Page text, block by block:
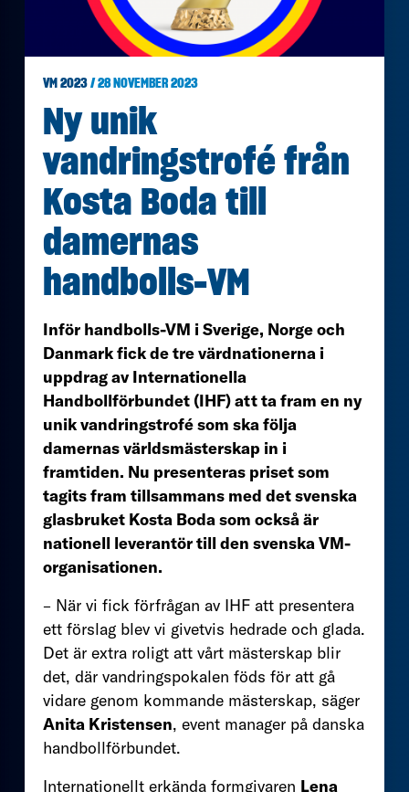
VM 2023 / 28 NOVEMBER 2023
Ny unik
vandringstrofé från
Kosta Boda till
damernas
handbolls-VM
Inför handbolls-VM i Sverige, Norge och
Danmark fick de tre värdnationerna i
uppdrag av Internationella
Handbollförbundet (IHF) att ta fram en ny
unik vandringstrofé som ska följa
damernas världsmästerskap in i
framtiden. Nu presenteras priset som
tagits fram tillsammans med det svenska
glasbruket Kosta Boda som också är
nationell leverantör till den svenska VM-
organisationen.
– När vi fick förfrågan av IHF att presentera
ett förslag blev vi givetvis hedrade och glada.
Det är extra roligt att vårt mästerskap blir
det, där vandringspokalen föds för att gå
vidare genom kommande mästerskap, säger
Anita Kristensen, event manager på danska
handbollförbundet.
Internationellt erkända formgivaren Lena